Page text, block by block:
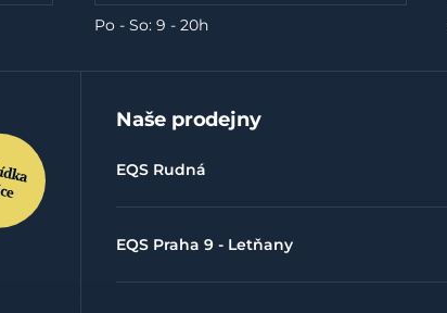
Po - So: 9 - 20h
Naše prodejny
EQS Rudná
EQS Praha 9 - Letňany